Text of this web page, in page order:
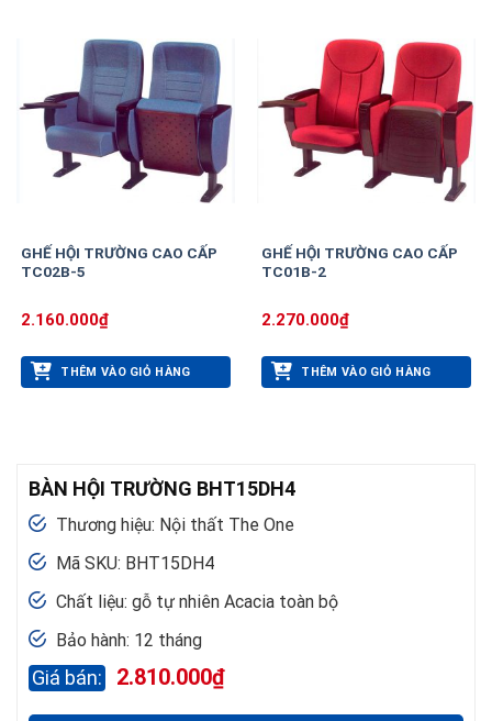
GHẾ HỘI TRƯỜNG CAO CẤP
TC02B-5
2.160.000₫
THÊM VÀO GIỎ HÀNG
GHẾ HỘI TRƯỜNG CAO CẤP
TC01B-2
2.270.000₫
THÊM VÀO GIỎ HÀNG
BÀN HỘI TRƯỜNG BHT15DH4
Thương hiệu: Nội thất The One
Mã SKU: BHT15DH4
Chất liệu: gỗ tự nhiên Acacia toàn bộ
Bảo hành: 12 tháng
2.810.000₫